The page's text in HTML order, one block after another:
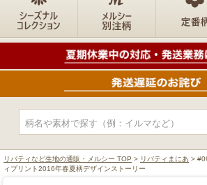
リバティなど生地の通販・メルシー TOP > リバティまにあ >
ィプリント2016年春夏柄デザインストーリー